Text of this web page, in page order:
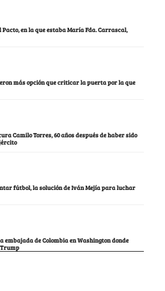
en la que estaba María Fda. Carrascal,
más opción que criticar la puerta por la que
Camilo Torres, 60 años después de haber sido
fútbol, la solución de Iván Mejía para luchar
embajada de Colombia en Washington donde